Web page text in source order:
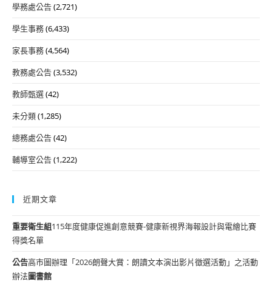
學務處公告(2,721)
學生事務(6,433)
家長事務(4,564)
教務處公告(3,532)
教師甄選(42)
未分類(1,285)
總務處公告(42)
輔導室公告(1,222)
近期文章
重要衛生組115年度健康促進創意競賽-健康新視界海報設計與電繪比賽
得獎名單
公告高市圖辦理「2026朗聲大賞：朗讀文本演出影片徵選活動」之活動
辦法圖書館